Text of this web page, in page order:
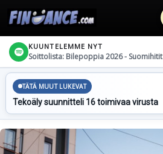
KUUNTELEMME NYT
Soittolista: Bilepoppia 2026 - Suomihitit
TÄTÄ MUUT LUKEVAT
Tekoäly suunnitteli 16 toimivaa virusta